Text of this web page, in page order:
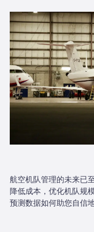
航空机队管理的未来已
降低成本，优化机队规
预测数据如何助您自信